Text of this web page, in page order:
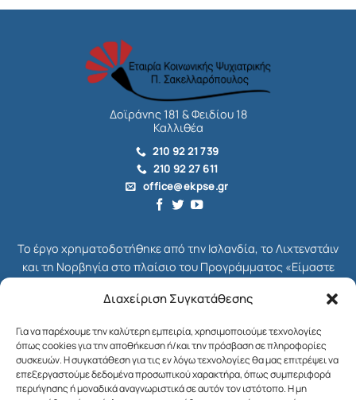
Διαχείριση Συγκατάθεσης
Για να παρέχουμε την καλύτερη εμπειρία, χρησιμοποιούμε τεχνολογίες
όπως cookies για την αποθήκευση ή/και την πρόσβαση σε πληροφορίες
συσκευών. Η συγκατάθεση για τις εν λόγω τεχνολογίες θα μας επιτρέψει να
επεξεργαστούμε δεδομένα προσωπικού χαρακτήρα, όπως συμπεριφορά
περιήγησης ή μοναδικά αναγνωριστικά σε αυτόν τον ιστότοπο. Η μη
Δοϊράνης 181 & Φειδίου 18
Καλλιθέα
210 92 21 739
210 92 27 611
office@ekpse.gr
Το έργο χρηματοδοτήθηκε από την Ισλανδία, το Λιχτενστάιν
και τη Νορβηγία στο πλαίσιο του Προγράμματος «Είμαστε
Χρηματοδοτικού Μηχανισμού του ΕΟΧ για την Ελλάδα,
Προγράμματος ήταν το Ίδρυμα Μποδοσάκη.
Στόχος του Προγράμματος ήταν η ενδυνάμωση της κοινωνίας
των πολιτών στη χώρα μας και η ενίσχυση της κοινωνικής